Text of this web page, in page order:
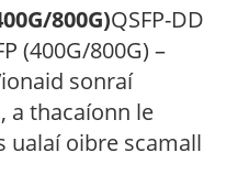
800G)QSFP-DD
(400G/800G) –
sonraí
a thacaíonn le
ualaí oibre scamall